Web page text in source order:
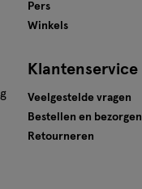
Pers
Winkels
Klantenservice
Veelgestelde vragen
Bestellen en bezorgen
Retourneren